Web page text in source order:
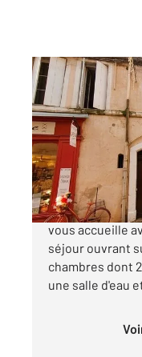
ALES 30
80,75 m 2
, 4
Ref : 15013
81
Au cœur d'Alès,
vous accueille
séjour ouvrant
chambres dont
une salle d'eau